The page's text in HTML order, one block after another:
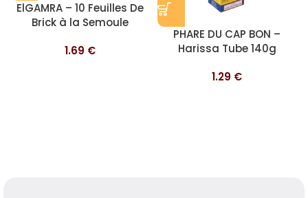
ElGAMRA – 10 Feuilles De
Brick à la Semoule
1.69 €
PHARE DU CAP BON –
Harissa Tube 140g
1.29 €